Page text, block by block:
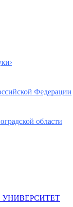
Федерации
области